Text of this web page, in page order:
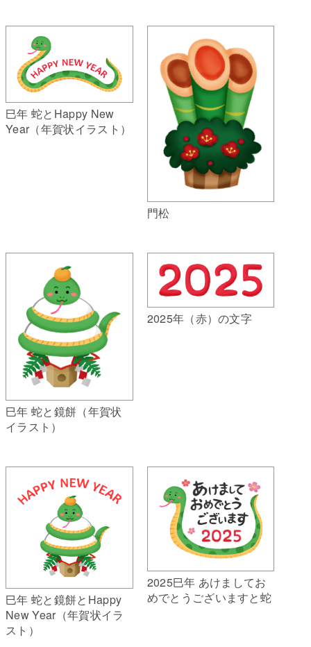
巳年 蛇とHappy New
Year（年賀状イラスト）
門松
巳年 蛇と鏡餅（年賀状
イラスト）
2025年（赤）の文字
巳年 蛇と鏡餅とHappy
New Year（年賀状イラ
スト）
2025巳年 あけましてお
めでとうございますと蛇